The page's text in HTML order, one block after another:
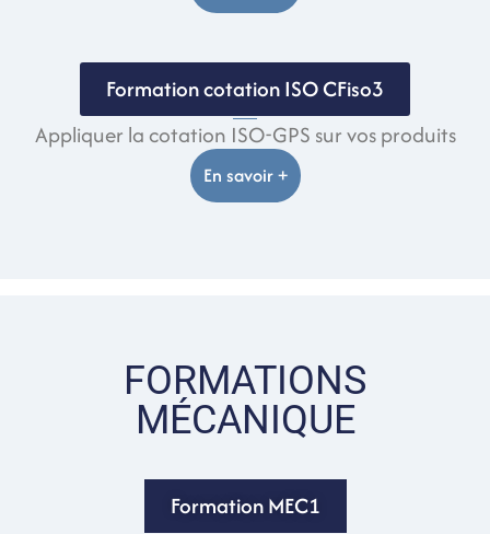
Formation cotation ISO CFiso3
Appliquer la cotation ISO-GPS sur vos produits
En savoir +
FORMATIONS
MÉCANIQUE
Formation MEC1